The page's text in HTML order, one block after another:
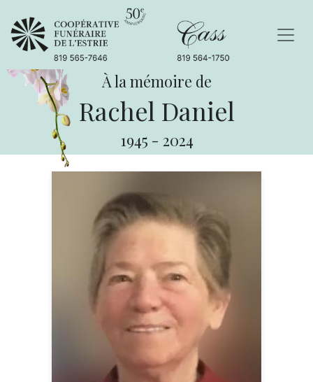
À la mémoire de
Rachel Daniel
1945 - 2024